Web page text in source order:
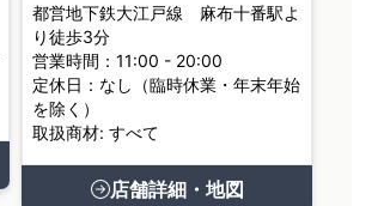
都営地下鉄大江戸線 麻布十番駅よ
り徒歩3分
営業時間：11:00 - 20:00
定休日：なし（臨時休業・年末年始
を除く）
取扱商材: すべて
店舗詳細・地図